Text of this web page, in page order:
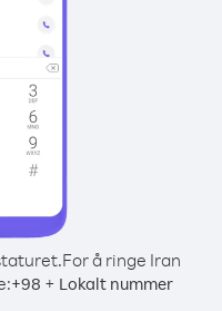
For å ringe Iran
+98 + Lokalt nummer